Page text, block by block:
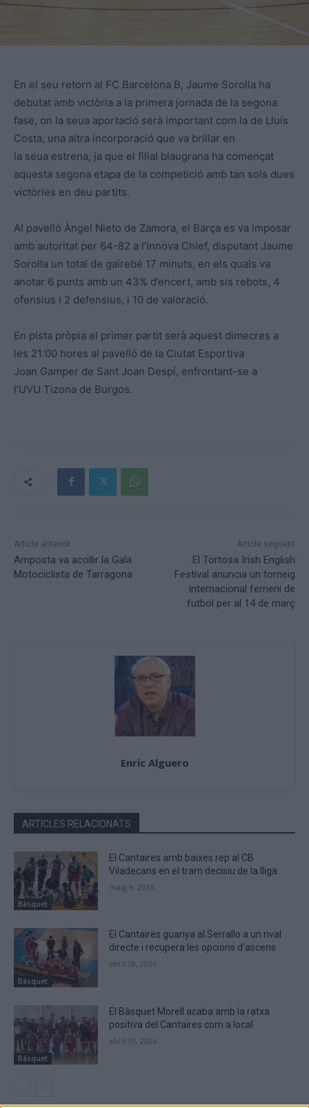
En el seu retorn al FC Barcelona B, Jaume Sorolla ha
debutat amb victòria a la primera jornada de la segona
fase, on la seua aportació serà important com la de Lluís
Costa, una altra incorporació que va brillar en
la seua estrena, ja que el filial blaugrana ha començat
aquesta segona etapa de la competició amb tan sols dues
victòries en deu partits.
Al pavelló Àngel Nieto de Zamora, el Barça es va imposar
amb autoritat per 64-82 a l’Innova Chief, disputant Jaume
Sorolla un total de gairebé 17 minuts, en els quals va
anotar 6 punts amb un 43% d’encert, amb sis rebots, 4
ofensius i 2 defensius, i 10 de valoració.
En pista pròpia el primer partit serà aquest dimecres a
les 21:00 hores al pavelló de la Ciutat Esportiva
Joan Gamper de Sant Joan Despí, enfrontant-se a
l’UVU Tizona de Burgos.
Article anterior
Amposta va acollir la Gala
Motociclista de Tarragona
Article següent
El Tortosa Irish English
Festival anuncia un torneig
internacional femení de
futbol per al 14 de març
Enric Alguero
ARTICLES RELACIONATS
Bàsquet
El Cantaires amb baixes rep al CB
Viladecans en el tram decisiu de la lliga
maig 9, 2026
Bàsquet
El Cantaires guanya al Serrallo a un rival
directe i recupera les opcions d’ascens
abril 28, 2026
Bàsquet
El Bàsquet Morell acaba amb la ratxa
positiva del Cantaires com a local
abril 19, 2026